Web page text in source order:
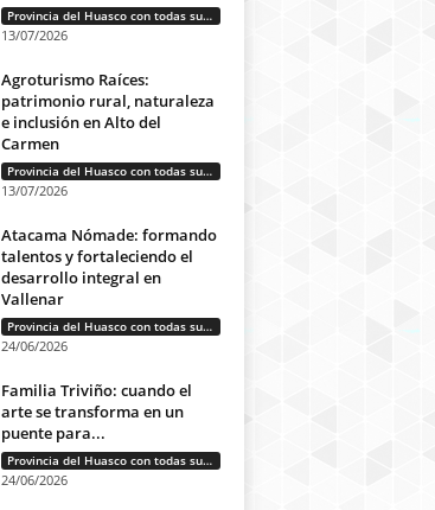
Provincia del Huasco con todas sus letras: Historias que unen cultura, diversidad e identidad
13/07/2026
Agroturismo Raíces:
patrimonio rural, naturaleza
e inclusión en Alto del
Carmen
Provincia del Huasco con todas sus letras: Historias que unen cultura, diversidad e identidad
13/07/2026
Atacama Nómade: formando
talentos y fortaleciendo el
desarrollo integral en
Vallenar
Provincia del Huasco con todas sus letras: Historias que unen cultura, diversidad e identidad
24/06/2026
Familia Triviño: cuando el
arte se transforma en un
puente para...
Provincia del Huasco con todas sus letras: Historias que unen cultura, diversidad e identidad
24/06/2026